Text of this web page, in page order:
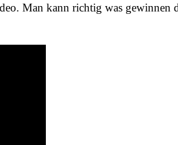
Man kann richtig was